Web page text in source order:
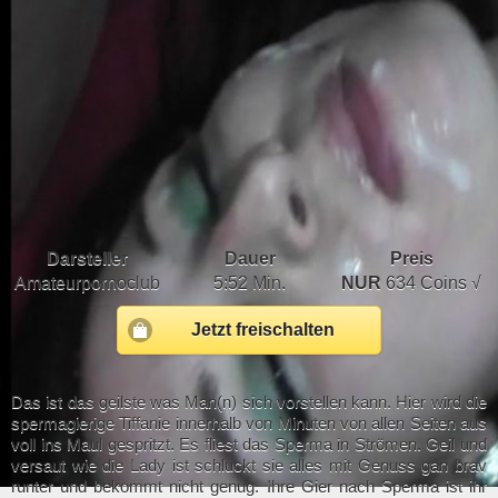
Darsteller Dauer
Preis
Amateurpornoclub
5:52 Min. NUR 634 Coins √
Jetzt freischalten
Das ist das geilste was Man(n) sich vorstellen kann. Hier wird die
spermagierige Tiffanie innerhalb von Minuten von allen Seiten aus
voll ins Maul gespritzt. Es fliest das Sperma in Strömen. Geil und
versaut wie die Lady ist schluckt sie alles mit Genuss gan brav
runter und bekommt nicht genug. Ihre Gier nach Sperma ist ihr